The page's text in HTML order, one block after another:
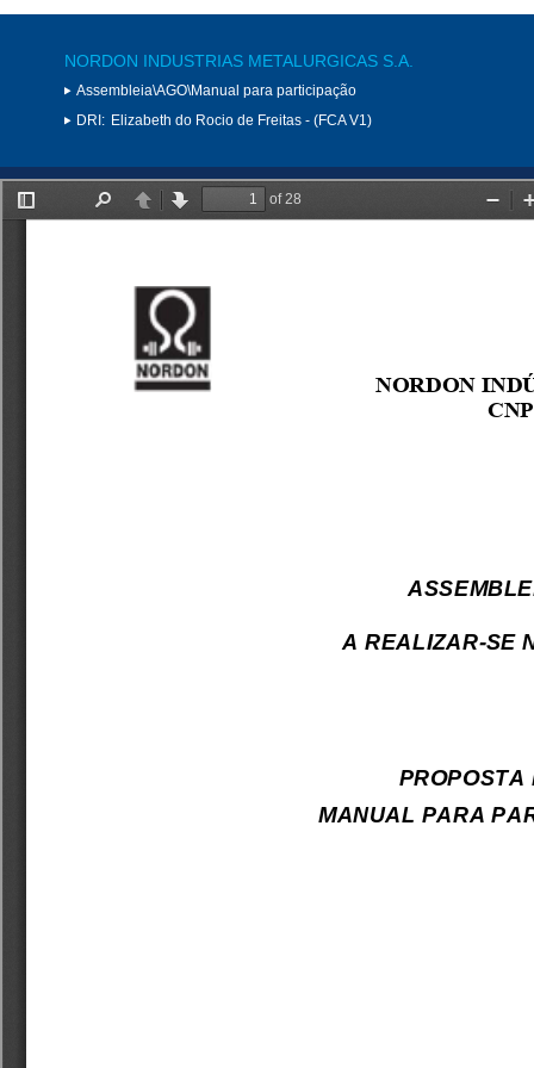
NORDON INDUSTRIAS METALURGICAS S.A.
Assembleia\AGO\Manual para participação
DRI: Elizabeth do Rocio de Freitas - (FCA V1)